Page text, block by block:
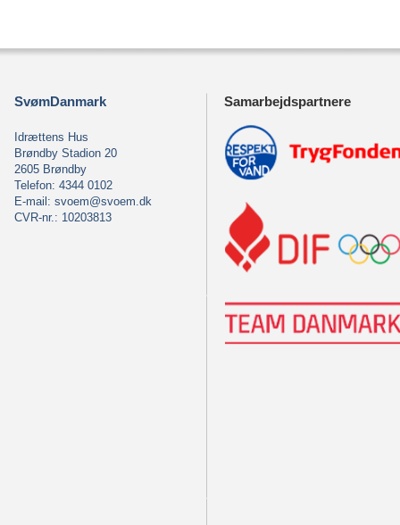
SvømDanmark
Idrættens Hus
Brøndby Stadion 20
2605 Brøndby
Telefon: 4344 0102
E-mail: svoem@svoem.dk
CVR-nr.: 10203813
Samarbejdspartnere